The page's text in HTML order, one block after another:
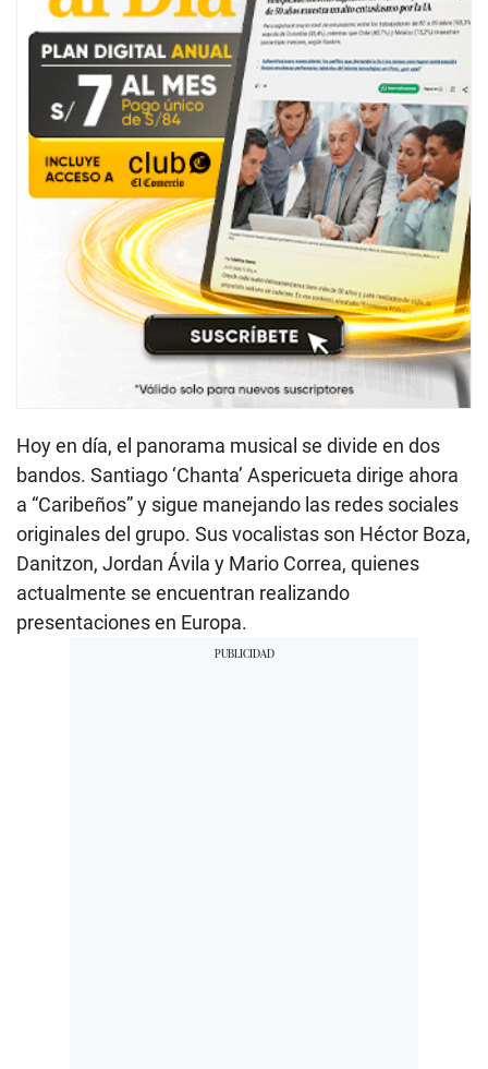
Hoy en día, el panorama musical se divide en dos
bandos. Santiago ‘Chanta’ Aspericueta dirige ahora
a “Caribeños” y sigue manejando las redes sociales
originales del grupo. Sus vocalistas son Héctor Boza,
Danitzon, Jordan Ávila y Mario Correa, quienes
actualmente se encuentran realizando
presentaciones en Europa.